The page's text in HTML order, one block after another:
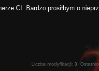
CI. Bardzo prosiłbym o
Liczba modyfikacji:3 ,